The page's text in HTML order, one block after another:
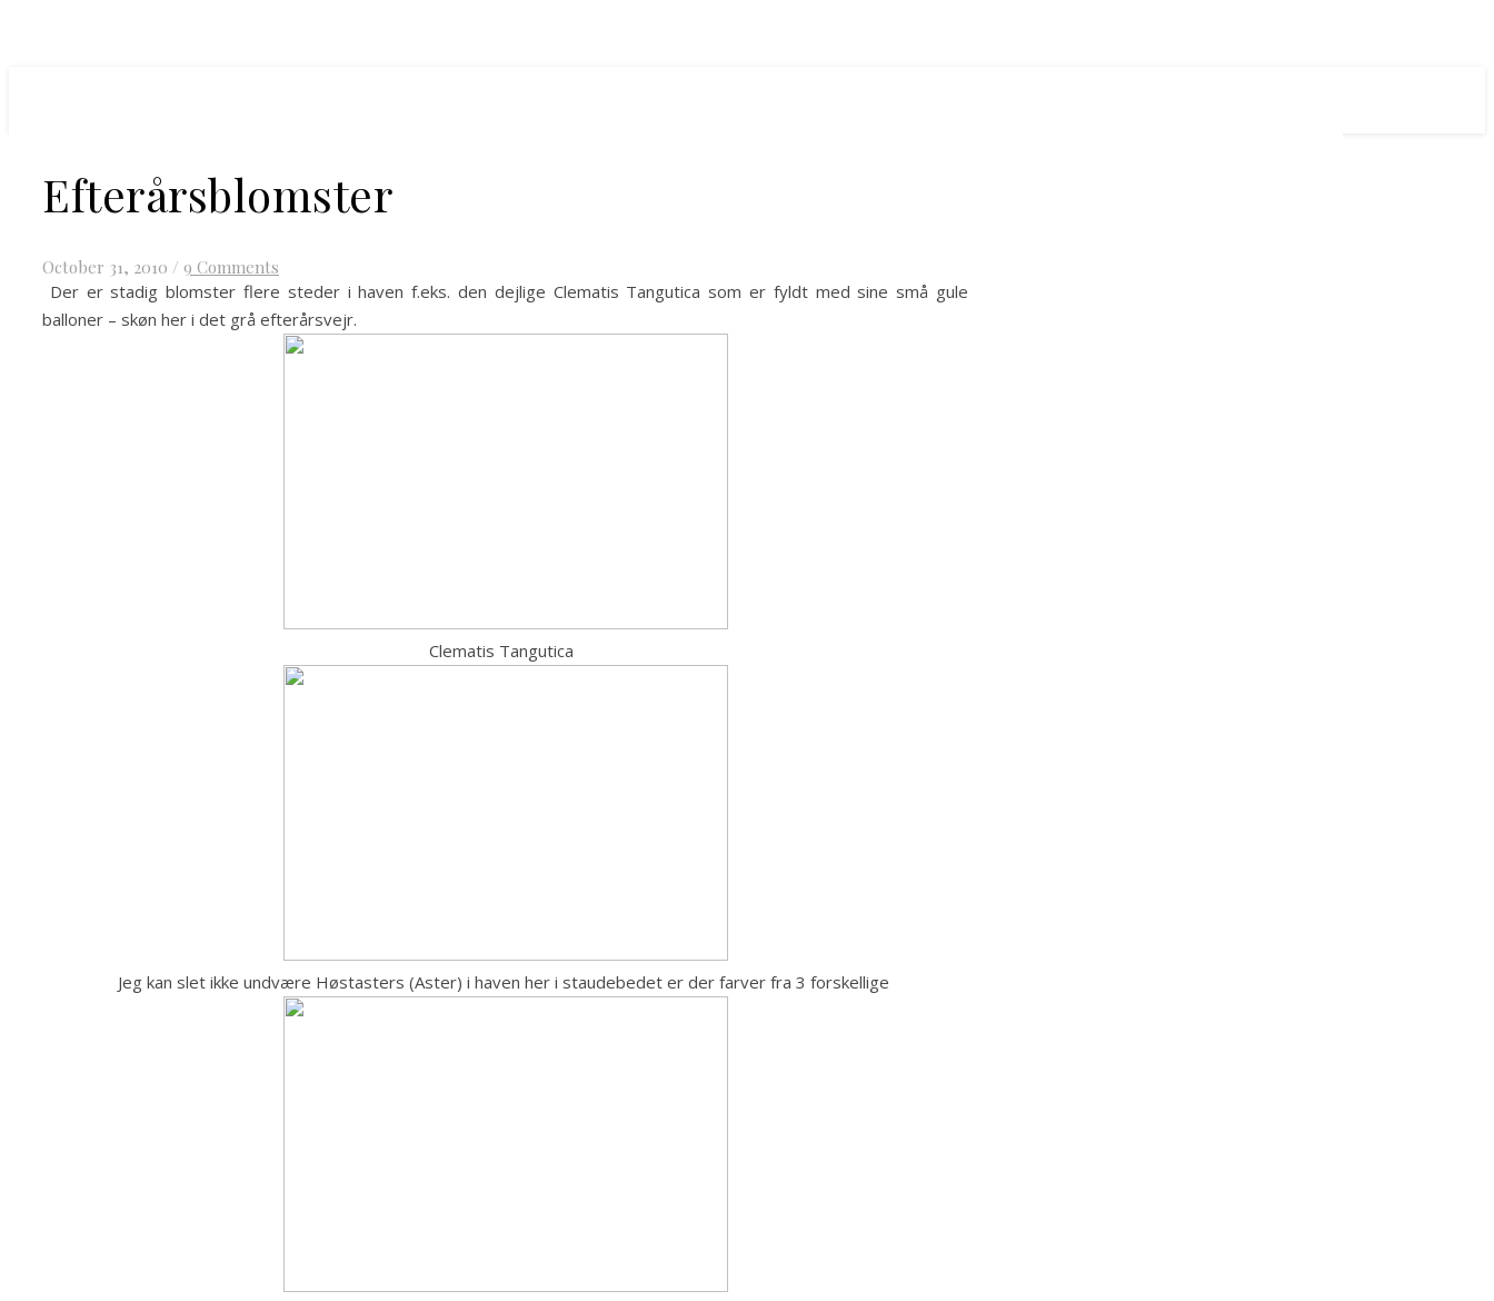
Efterårsblomster
October 31, 2010 / 9 Comments
Der er stadig blomster flere steder i haven f.eks. den dejlige Clematis Tangutica som er fyldt med sine små gule
balloner – skøn her i det grå efterårsvejr.
Clematis Tangutica
Jeg kan slet ikke undvære Høstasters (Aster) i haven her i staudebedet er der farver fra 3 forskellige